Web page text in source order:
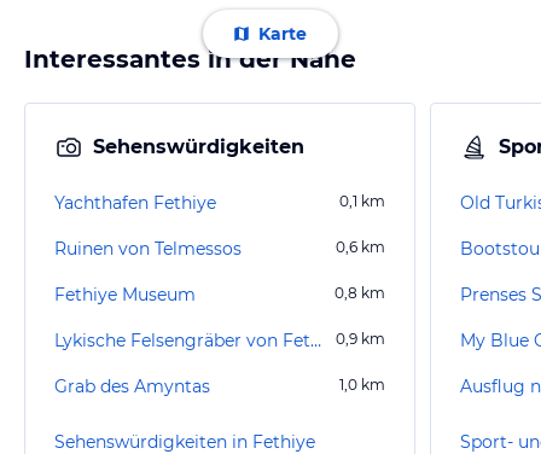
Karte
Interessantes in der Nähe
Sehenswürdigkeiten
Yachthafen Fethiye 0,1 km
Ruinen von Telmessos 0,6 km
Fethiye Museum 0,8 km
Lykische Felsengräber von Fethiye 0,9 km
Grab des Amyntas 1,0 km
Sehenswürdigkeiten in Fethiye
Old
Prenses
My Blue
Ausflug
Sport-